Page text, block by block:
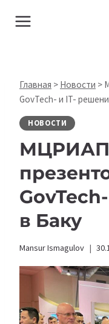
Главная > Новости >
GovTech- и IT-
НОВОСТИ
МЦРИАП
в Баку
Mansur Ismagulov